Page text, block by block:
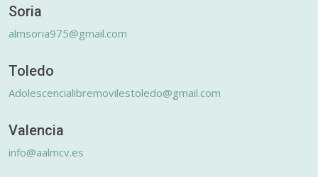
Soria
almsoria975@gmail.com
Toledo
Adolescencialibremovilestoledo@gmail.com
Valencia
info@aalmcv.es